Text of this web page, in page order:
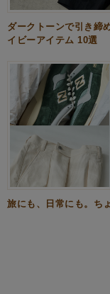
ダークトーンで引き締
イビーアイテム 10選
旅にも、日常にも。ち